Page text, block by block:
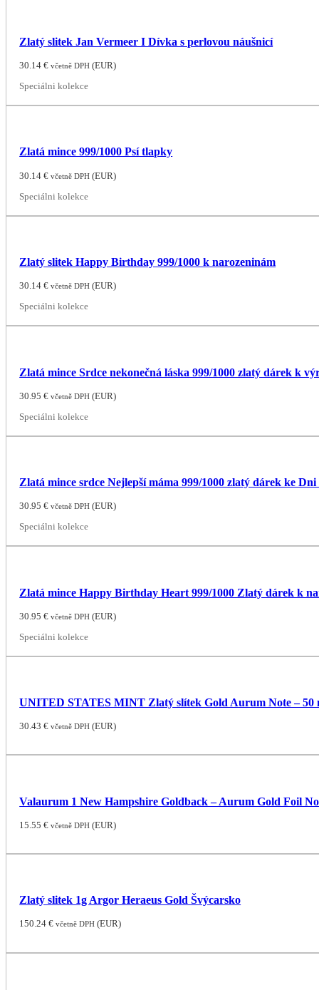
Zlatý slitek Jan Vermeer I Dívka s perlovou náušnicí
30.14€ včetně DPH (EUR)
Speciálni kolekce
Zlatá mince 999/1000 Psí tlapky
30.14€ včetně DPH (EUR)
Speciálni kolekce
Zlatý slitek Happy Birthday 999/1000 k narozeninám
30.14€ včetně DPH (EUR)
Speciálni kolekce
Zlatá mince Srdce nekonečná láska 999/1000 zlatý dárek k
30.95€ včetně DPH (EUR)
Speciálni kolekce
Zlatá mince srdce Nejlepší máma 999/1000 zlatý dárek ke
30.95€ včetně DPH (EUR)
Speciálni kolekce
Zlatá mince Happy Birthday Heart 999/1000 Zlatý dárek k
30.95€ včetně DPH (EUR)
Speciálni kolekce
UNITED STATES MINT Zlatý slítek Gold Aurum Note – 50
30.43€ včetně DPH (EUR)
Valaurum 1 New Hampshire Goldback – Aurum Gold Foil
15.55€ včetně DPH (EUR)
Zlatý slitek 1g Argor Heraeus Gold Švýcarsko
150.24€ včetně DPH (EUR)